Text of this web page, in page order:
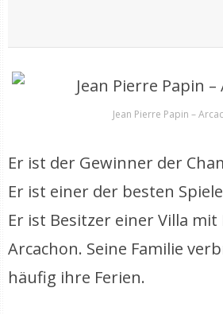
Jean Pierre Papin –
Er ist der Gewinner der
Er ist einer der besten
Er ist Besitzer einer Villa mit
Arcachon. Seine Familie
häufig ihre Ferien.